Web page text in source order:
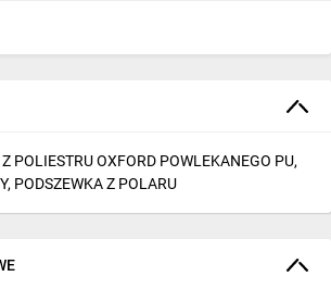
POLIESTRU OXFORD POWLEKANEGO PU,
PODSZEWKA Z POLARU